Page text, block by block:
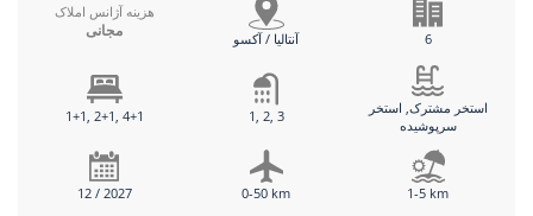
هزینه آژانس املاک
مجانی آنتالیا / آکسو 6
1+1, 2+1, 4+1 1, 2, 3
استخر مشترک, استخر
سرپوشیده
12 / 2027 0-50 km 1-5 km